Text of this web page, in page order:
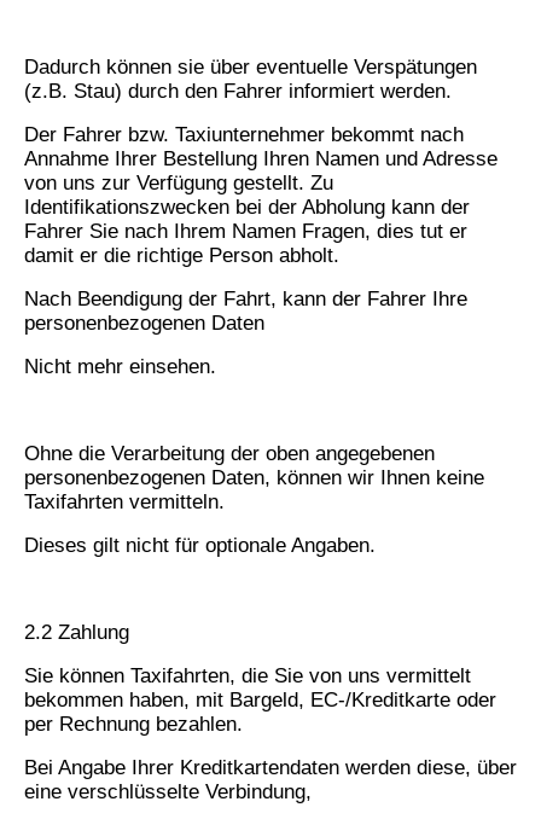
Dadurch können sie über eventuelle Verspätungen
(z.B. Stau) durch den Fahrer informiert werden.
Der Fahrer bzw. Taxiunternehmer bekommt nach
Annahme Ihrer Bestellung Ihren Namen und Adresse
von uns zur Verfügung gestellt. Zu
Identifikationszwecken bei der Abholung kann der
Fahrer Sie nach Ihrem Namen Fragen, dies tut er
damit er die richtige Person abholt.
Nach Beendigung der Fahrt, kann der Fahrer Ihre
personenbezogenen Daten
Nicht mehr einsehen.
Ohne die Verarbeitung der oben angegebenen
personenbezogenen Daten, können wir Ihnen keine
Taxifahrten vermitteln.
Dieses gilt nicht für optionale Angaben.
2.2 Zahlung
Sie können Taxifahrten, die Sie von uns vermittelt
bekommen haben, mit Bargeld, EC-/Kreditkarte oder
per Rechnung bezahlen.
Bei Angabe Ihrer Kreditkartendaten werden diese, über
eine verschlüsselte Verbindung,